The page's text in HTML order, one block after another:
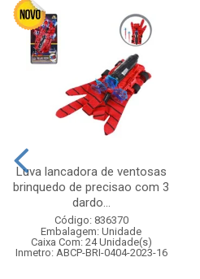
Luva lancadora de ventosas
brinquedo de precisao com 3
dardo...
Código: 836370
Embalagem: Unidade
Caixa Com: 24 Unidade(s)
Inmetro: ABCP-BRI-0404-2023-16